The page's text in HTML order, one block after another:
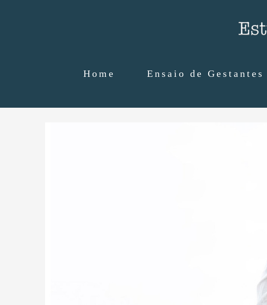
Home Ensaio de Gestantes